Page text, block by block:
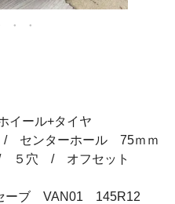
イール+タイヤ
/ センターホール 75ｍｍ
/ ５穴 / オフセット
ーブ VAN01 145R12